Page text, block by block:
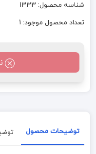
شناسه محصول: 1333
تعداد محصول موجود: 1
توضیحات محصول